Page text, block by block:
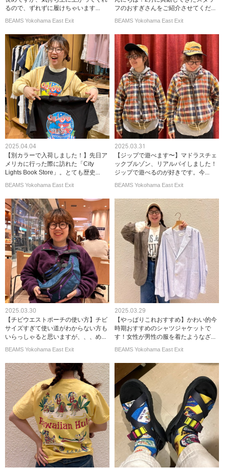
るので、ずれずに履けちゃいます...
BEAMS Yokohama East Exit
フのおすぎさんをご紹介させてくだ...
BEAMS Yokohama East Exit
2025.04.04
【別カラーで入荷しました！】先日ア
メリカに行った際に訪れた「City
Lights Book Store」。とても歴史...
BEAMS Yokohama East Exit
2025.03.31
【ジップで遊べます〜】マドラスチェ
ックブルゾン、リアルバイしました！
ジップで遊べるのが好きです。今...
BEAMS Yokohama East Exit
2025.03.30
【チビウエストポーチの使い方】チビ
サイズすぎて使い道がわからない方も
いらっしゃると思いますが、、、め...
BEAMS Yokohama East Exit
2025.03.29
【やっぱりこれおすすめ】かわい的今
時期おすすめのシャツジャケットで
す！女性が男性の服を着たようなざ...
BEAMS Yokohama East Exit